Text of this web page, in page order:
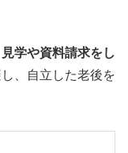
学や資料請求をし
、自立した老後を